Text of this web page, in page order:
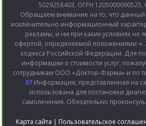
5029258403, ОГРН 1205000090525,
Обращаем внимание на то, что данный
исключительно информационный
рекламы, и ни при каких условиях не
офертой, определяемой положениями ч.
кодекса Российской Федерации. Для
информации о стоимости услуг,
сотрудникам ООО «Доктор-Фарма» и по
07Информация, представленная на
использована для постановки
самолечения. Обязательно
Карта сайта | Пользовательское